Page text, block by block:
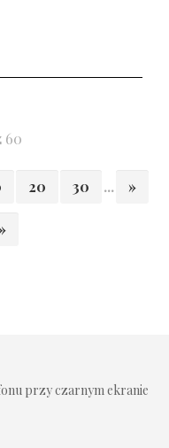
60
20 30 ... »
przy czarnym ekranie